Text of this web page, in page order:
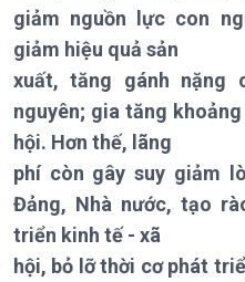
Chính trị
Tin Chính trị
Chính phủ với người dân
Quốc hội với cử tri
Xây dựng đảng
Đảng trong cuộc sống
Nhận diện sự thật
Pháp luật và đời sống
giảm nguồn lực con
giảm hiệu quả sản
xuất, tăng gánh
nguyên; gia tăng
hội. Hơn thế, lãng
phí còn gây suy giảm
Đảng, Nhà nước, tạo
triển kinh tế - xã
hội, bỏ lỡ thời cơ phát